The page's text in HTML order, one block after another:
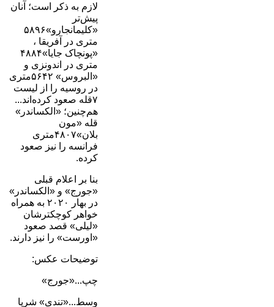
لازم به ذکر است؛ آنان
پیش‌تر
«کلیمانجارو»۵٨٩۶
متری در آفریقا ،
«پونچاک جایا»۴٨٨۴
متری در اندونزی و
«البروس» ۵۶۴٢متری
در روسیه را از لیست
۷قله صعود کرده‌اند...
هم‌چنین؛ «الکساندر»
قله «مون
بلان»۴٨٠٧متری
فرانسه را نیز صعود
کرده.
بنا بر اعلام قبلی
«جورج» و «الکساندر»
در بهار ۲۰۲۰ به همراه
خواهر کوچکترشان
«لیلی» قصد صعود
«اورست» را نیز دارند.
توضیحات عکس:
چپ...«جورج»
وسط...«تندی» شرپا